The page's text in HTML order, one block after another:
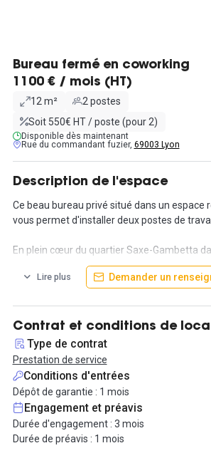
Bureau fermé en coworking
1100 € / mois (HT)
12 m²
2 postes
Soit 550€ HT / poste (pour 2)
Disponible dès maintenant
Rue du commandant fuzier, 69003 Lyon
Description de l'espace
Ce beau bureau privé situé dans un espace
vous permet d'installer deux postes de
En plein cœur du quartier Saxe-Gambetta
arrondissement, vous profiterez d'un
à un écosystème d'entreprises dynamique,
Nous mettons tout en oeuvre pour faciliter
installation et le développement de votre
compris dans la prestation y contribueront :
- Fibre Wi-Fi et RJ45,
- Cuisine,
- Espace détente,
- Salle de réunion,
- charges locatives incluses,
Lire plus Demander un
Contrat et conditions de
Type de contrat
Prestation de service
Conditions d'entrées
Dépôt de garantie : 1 mois
Engagement et préavis
Durée d'engagement : 3 mois
Durée de préavis : 1 mois